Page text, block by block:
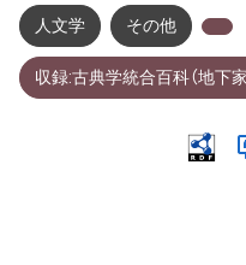
人文学 その他
収録:古典学統合百科（地下